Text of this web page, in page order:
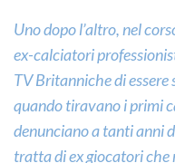
Uno dopo l’altro, nel
ex-calciatori
TV Britanniche di
quando tiravano i primi
denunciano a tanti anni
tratta di ex giocatori